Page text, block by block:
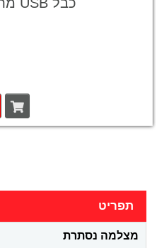
תפריט
מצלמה נסתרת